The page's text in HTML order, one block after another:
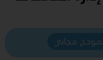
مجاني